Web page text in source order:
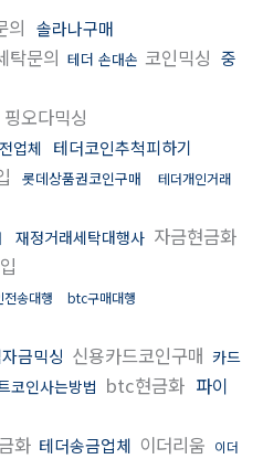
의 솔라나구매
탁문의 테더 손대손 코인믹싱 중
핑오다믹싱
업체 테더코인추척피하기
롯데상품권코인구매 테더개인거래
재정거래세탁대행사 자금현금화
전송대행 btc구매대행
금믹싱 신용카드코인구매 카드
코인사는방법 btc현금화 파이
화 테더송금업체 이더리움 이더